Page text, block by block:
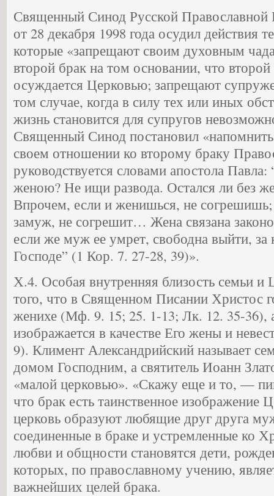
Священный Синод Русской Православной
от 28 декабря 1998 года осудил действия
которые «запрещают своим духовным
второй брак на том основании, что
осуждается Церковью; запрещают
том случае, когда в силу тех или иных
жизнь становится для супругов
Священный Синод постановил
своем отношении ко второму браку
руководствуется словами апостола
женою? Не ищи развода. Остался ли без
Впрочем, если и женишься, не согрешишь;
замуж, не согрешит… Жена связана
если же муж ее умрет, свободна выйти, за
Господе” (1 Кор. 7. 27-28, 39)».
Х.4. Особая внутренняя близость семьи и
того, что в Священном Писании Христос
женихе (Мф. 9. 15; 25. 1-13; Лк. 12. 35-36),
изображается в качестве Его жены и
9). Климент Александрийский называет
домом Господним, а святитель Иоанн
«малой церковью». «Скажу еще и то, —
что брак есть таинственное
церковь образуют любящие друг друга
соединенные в браке и устремленные ко
любви и общности становятся дети,
которых, по православному учению,
важнейших целей брака.